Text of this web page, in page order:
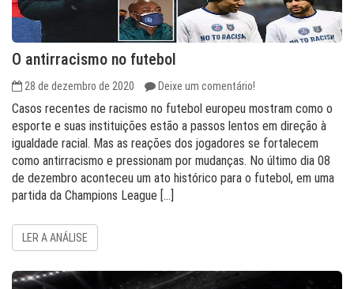
O antirracismo no futebol
28 de dezembro de 2020 Deixe um comentário!
Casos recentes de racismo no futebol europeu mostram como o
esporte e suas instituições estão a passos lentos em direção à
igualdade racial. Mas as reações dos jogadores se fortalecem
como antirracismo e pressionam por mudanças. No último dia 08
de dezembro aconteceu um ato histórico para o futebol, em uma
partida da Champions League […]
LER A ANÁLISE